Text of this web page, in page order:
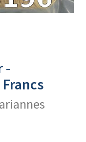
-